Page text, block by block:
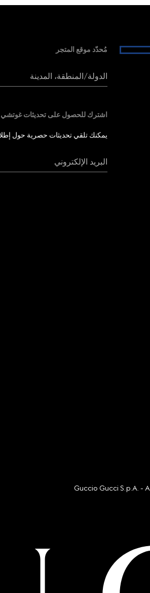
مُحدّد موقع المتجر
الدولة/المنطقة، المدينة
اشترك للحصول على تحديثات غوتشي
يمكنك تلقي تحديثات حصرية حول
البريد الإلكتروني